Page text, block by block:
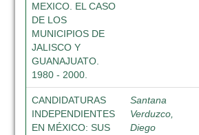
MEXICO. EL CASO
DE LOS
MUNICIPIOS DE
JALISCO Y
GUANAJUATO.
1980 - 2000.
CANDIDATURAS
INDEPENDIENTES
EN MÉXICO: SUS
Santana
Verduzco,
Diego